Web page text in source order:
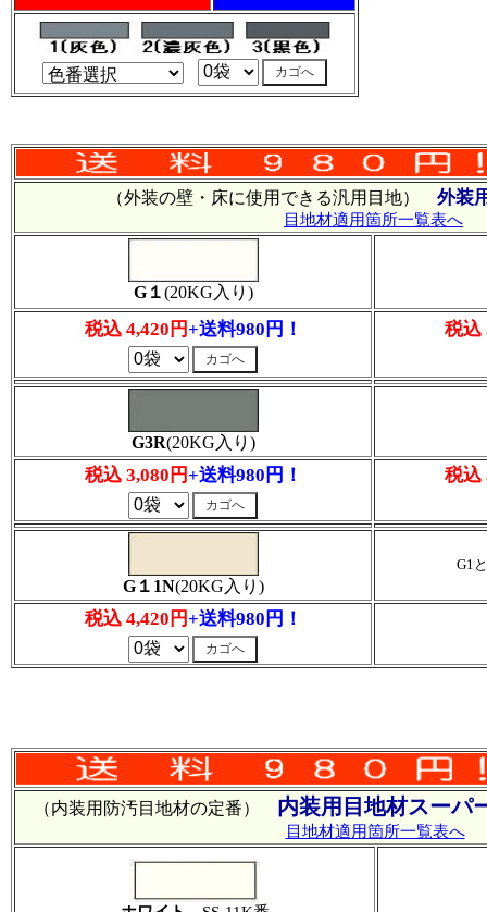
（外装の壁・床に使用できる汎用目地） 外装
目地材適用箇所一覧表へ
G１(20KG入り)
税込 4,420円+送料980円！ 税込
G3R(20KG入り)
税込 3,080円+送料980円！ 税込
G１1N(20KG入り)
G1
税込 4,420円+送料980円！
（内装用防汚目地材の定番） 内装用目地材スーパ
目地材適用箇所一覧表へ